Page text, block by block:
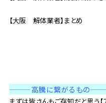
【大阪 解体業者】まとめ
———高騰に繋がるもの
まずは皆さんもご存知だと思う【